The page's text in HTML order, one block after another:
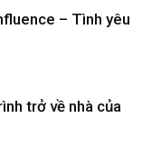
– Tình yêu
trở về nhà của